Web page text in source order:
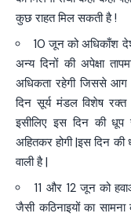
कुछ राहत मिल सकती है !
10 जून को अधिकाँश
अन्य दिनों की अपेक्षा
अधिकता रहेगी जिससे
दिन सूर्य मंडल विशेष रक्त
इसीलिए इस दिन की धूप
अहितकर होगी |इस दिन
वाली है |
11 और 12 जून को
जैसी कठिनाइयों का